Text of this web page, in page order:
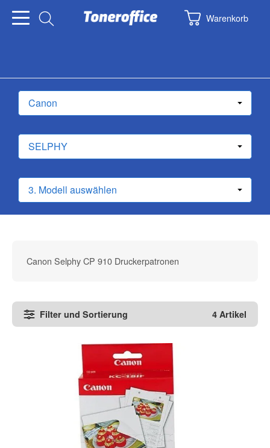
Warenkorb
Canon Selphy CP 910 Druckerpatronen
Filter und Sortierung 4 Artikel